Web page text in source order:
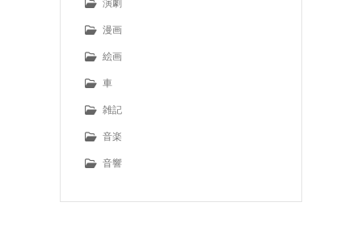
演劇
漫画
絵画
車
雑記
音楽
音響